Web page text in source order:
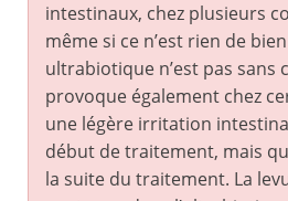
intestinaux, chez plusieurs
même si ce n’est rien de
ultrabiotique n’est pas sans
provoque également chez
une légère irritation
début de traitement, mais
la suite du traitement. La